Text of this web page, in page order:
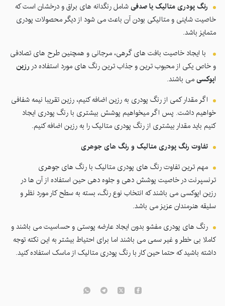
رنگ پودری متالیک یا صدفیشامل رنگدانه های براق و درخشان است که
خاصیت شاینی و متالیکی بودن آن باعث می شود از دیگر محصولات پودری
متمایز باشد.
با ایجاد خاصیت بافت های گرهی، مرجانی و همچنین طرح های تصادفی
و خاص یکی از محبوب ترین و جذاب ترین رنگ های مورد استفاده دررزین
اپوکسیمی باشند.
اگر مقدار کمی از رنگ پودری به رزین اضافه کنیم، رزین تقریبا نیمه شفافی
خواهیم داشت. پس اگر میخواهیم پوشش بیشتری با رنگ پودری ایجاد
کنیم باید مقدار بیشتری از رنگ پودری متالیک را به رزین اضافه کنیم.
تفاوت رنگ پودری متالیک و رنگ های جوهری
مهم ترین تفاوت رنگ های پودری متالیک با رنگ های جوهری
ترنسپرنت در خاصیت پوشش دهی و جلوه دهی حین استفاده از آن ها در
رزین اپوکسی می باشند که انتخاب نوع رنگ، بسته به سطح کار مورد نظر و
سلیقه هنرمندان عزیز می باشد.
رنگ های پودری مفشو بدون ایجاد عارضه پوستی و حساسیت می باشند و
کاملا بی خطر و غیر سمی می باشند اما برای احتیاط بیشتر به این نکته توجه
داشته باشید که حتما حین کار با رنگ پودری متالیک از ماسک استفاده کنید.